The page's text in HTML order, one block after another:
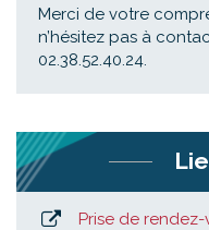
Merci de votre
n’hésitez pas à
02.38.52.40.24.
Prise de